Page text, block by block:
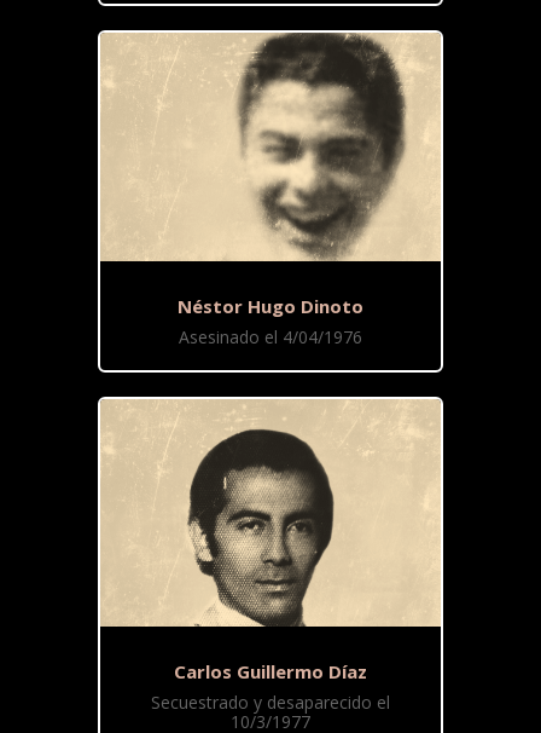
Néstor Hugo Dinoto
Asesinado el 4/04/1976
Carlos Guillermo Díaz
Secuestrado y desaparecido el
10/3/1977